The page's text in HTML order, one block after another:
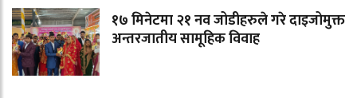
१७ मिनेटमा २१ नव जोडीहरुले गरे दाइजोमुक्त
अन्तरजातीय सामूहिक विवाह